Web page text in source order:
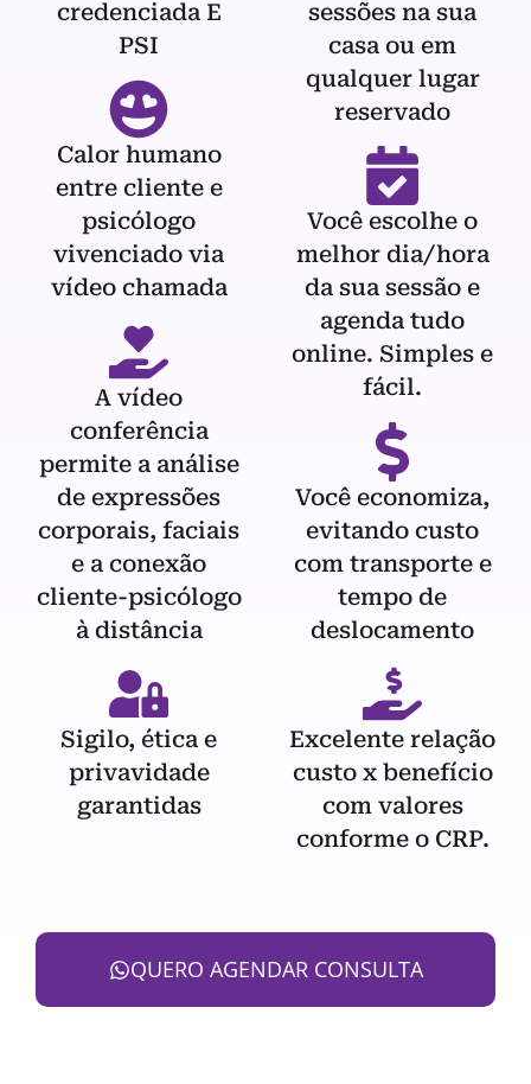
credenciada E
PSI
Calor humano
entre cliente e
psicólogo
vivenciado via
vídeo chamada
A vídeo
conferência
permite a análise
de expressões
corporais, faciais
e a conexão
cliente-psicólogo
à distância
Sigilo, ética e
privavidade
garantidas
sessões na sua
casa ou em
qualquer lugar
reservado
Você escolhe o
melhor dia/hora
da sua sessão e
agenda tudo
online. Simples e
fácil.
Você economiza,
evitando custo
com transporte e
tempo de
deslocamento
Excelente relação
custo x benefício
com valores
conforme o CRP.
QUERO AGENDAR CONSULTA